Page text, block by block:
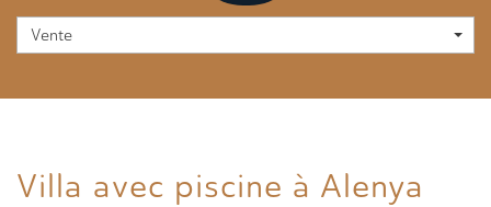
Vente
Villa avec piscine à Alenya